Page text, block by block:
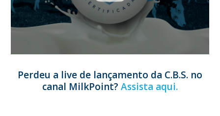
Perdeu a live de lançamento da C.B.S. no
canal MilkPoint? Assista aqui.